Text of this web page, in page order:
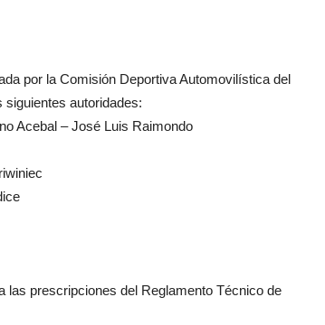
por la Comisión Deportiva Automovilística del
siguientes autoridades:
Acebal – José Luis Raimondo
las prescripciones del Reglamento Técnico de